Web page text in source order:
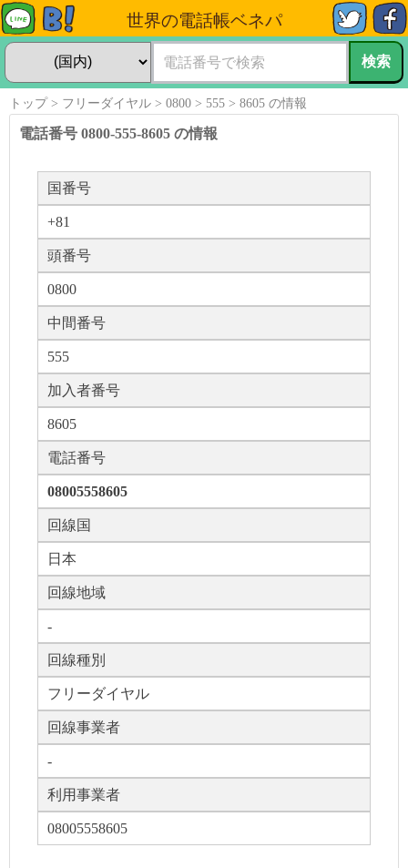
世界の電話帳ベネパ
トップ フリーダイヤル 0800 555 8605 の情報
電話番号 0800-555-8605 の情報
国番号
+81
頭番号
0800
中間番号
555
加入者番号
8605
電話番号
08005558605
回線国
日本
回線地域
-
回線種別
フリーダイヤル
回線事業者
-
利用事業者
08005558605